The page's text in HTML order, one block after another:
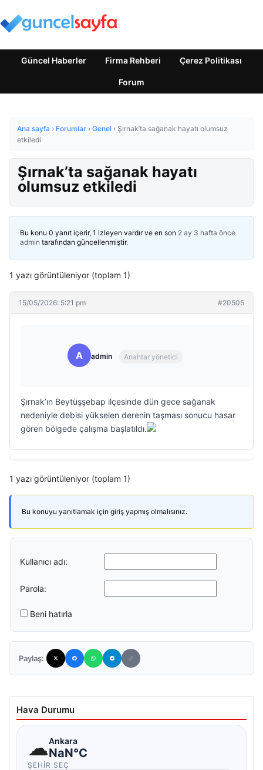
Güncel Haberler Firma Rehberi Çerez Politikası
Forum
Ana sayfa › Forumlar › Genel › Şırnak’ta sağanak hayatı olumsuz
etkiledi
Şırnak’ta sağanak hayatı
olumsuz etkiledi
Bu konu 0 yanıt içerir, 1 izleyen vardır ve en son 2 ay 3 hafta önce
admin tarafından güncellenmiştir.
1 yazı görüntüleniyor (toplam 1)
15/05/2026: 5:21 pm #20505
A admin Anahtar yönetici
Şırnak’ın Beytüşşebap ilçesinde dün gece sağanak
nedeniyle debisi yükselen derenin taşması sonucu hasar
gören bölgede çalışma başlatıldı.
1 yazı görüntüleniyor (toplam 1)
Bu konuyu yanıtlamak için giriş yapmış olmalısınız.
Kullanıcı adı:
Parola:
Beni hatırla
Paylaş:
Hava Durumu
☁Ankara
NaN°C
ŞEHIR SEÇ